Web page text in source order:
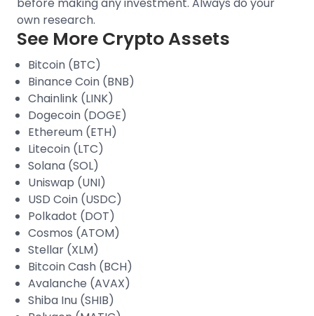
own research.
See More Crypto Assets
Bitcoin (BTC)
Binance Coin (BNB)
Chainlink (LINK)
Dogecoin (DOGE)
Ethereum (ETH)
Litecoin (LTC)
Solana (SOL)
Uniswap (UNI)
USD Coin (USDC)
Polkadot (DOT)
Cosmos (ATOM)
Stellar (XLM)
Bitcoin Cash (BCH)
Avalanche (AVAX)
Shiba Inu (SHIB)